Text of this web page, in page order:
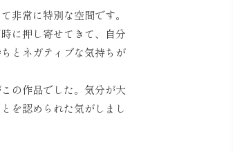
非常に特別な空間です。
に押し寄せてきて、自分
とネガティブな気持ちが
の作品でした。気分が大
を認められた気がしまし